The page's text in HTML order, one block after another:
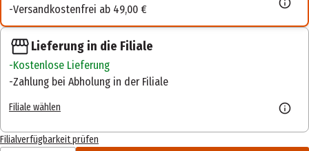
Versandkostenfrei ab 49,00 €
Lieferung in die Filiale
Kostenlose Lieferung
Zahlung bei Abholung in der Filiale
Filiale wählen
Filialverfügbarkeit prüfen